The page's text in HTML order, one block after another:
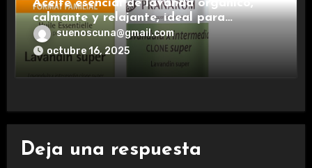
Aceite esencial de lavanda orgánico,
calmante y relajante, ideal para
aromaterapia.
suenoscuna@gmail.com
octubre 16, 2025
Deja una respuesta